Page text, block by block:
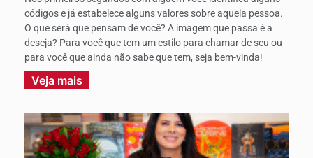
códigos e já estabelece alguns valores sobre aquela pessoa.
O que será que pensam de você? A imagem que passa é a
deseja? Para você que tem um estilo para chamar de seu ou
para você que ainda não sabe que tem, seja bem-vinda!
Veja mais